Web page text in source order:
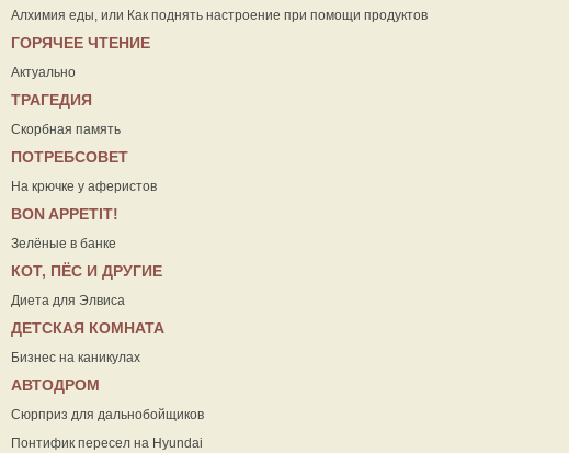
Алхимия еды, или Как поднять настроение при помощи продуктов
ГОРЯЧЕЕ ЧТЕНИЕ
Актуально
ТРАГЕДИЯ
Скорбная память
ПОТРЕБСОВЕТ
На крючке у аферистов
ВON APPETIT!
Зелёные в банке
КОТ, ПЁС И ДРУГИЕ
Диета для Элвиса
ДЕТСКАЯ КОМНАТА
Бизнес на каникулах
АВТОДРОМ
Сюрприз для дальнобойщиков
Понтифик пересел на Hyundai